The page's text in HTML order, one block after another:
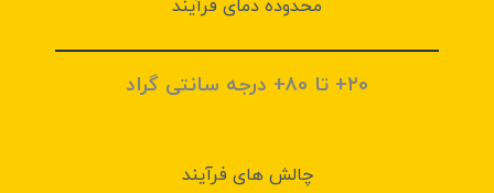
محدوده دمای فرآیند
۲۰+ تا ۸۰+ درجه سانتی گراد
چالش های فرآيند